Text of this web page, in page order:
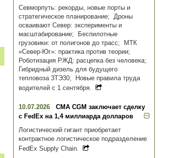
Севморпуть: рекорды, новые порты и
стратегическое планирование; Дроны
осваивают Север: эксперименты и
масштабирование; Беспилотные
грузовики: от полигонов до трасс; МТК
«Север-Юг»: практика против теории;
Роботизация РЖД: расцепка без человека;
Гибридный дизель для будущего
тепловоза 3ТЭ30; Новые правила труда
водителей с 1 сентября.
10.07.2026
CMA CGM заключает сделку
с FedEx на 1,4 миллиарда долларов
Логистический гигант приобретает
контрактное логистическое подразделение
FedEx Supply Chain.